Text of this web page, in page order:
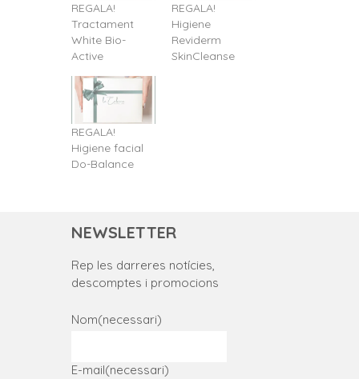
REGALA!
Tractament
White Bio-
Active
REGALA!
Higiene
Reviderm
SkinCleanse
REGALA!
Higiene facial
Do-Balance
NEWSLETTER
Rep les darreres notícies,
descomptes i promocions
Nom(necessari)
E-mail(necessari)